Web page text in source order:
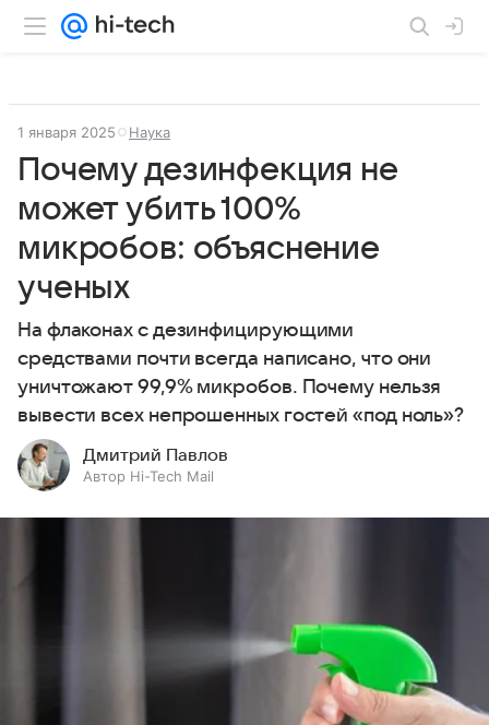
1 января 2025 Наука
Почему дезинфекция не
может убить 100%
микробов: объяснение
ученых
На флаконах с дезинфицирующими
средствами почти всегда написано, что они
уничтожают 99,9% микробов. Почему нельзя
вывести всех непрошенных гостей «под ноль»?
Дмитрий Павлов
Автор Hi-Tech Mail